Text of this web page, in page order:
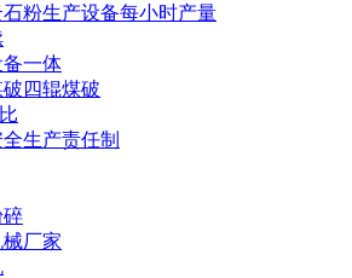
粉生产设备每小时产量
一体
四辊煤破
生产责任制
碎
厂家